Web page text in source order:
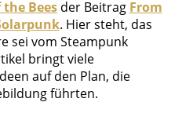
Beesder Beitrag From
. Hier steht, das
sei vom Steampunk
bringt viele
auf den Plan, die
führten.